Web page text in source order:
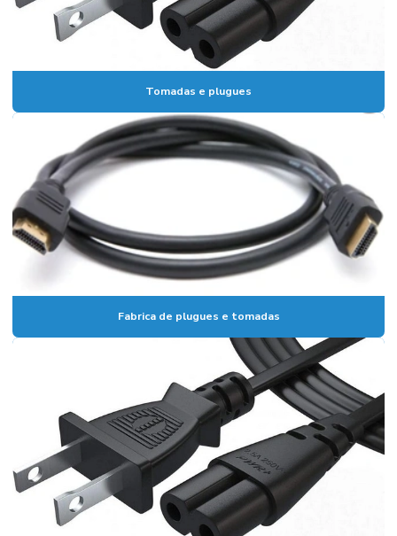
Tomadas e plugues
Fabrica de plugues e tomadas